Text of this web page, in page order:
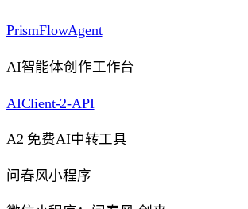
PrismFlowAgent
AI智能体创作工作台
AIClient-2-API
A2 免费AI中转工具
问春风小程序